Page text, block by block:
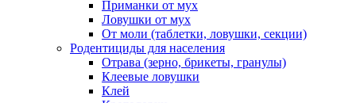
Приманки от мух
Ловушки от мух
От моли (таблетки, ловушки, секции)
Родентициды для населения
Отрава (зерно, брикеты, гранулы)
Клеевые ловушки
Клей